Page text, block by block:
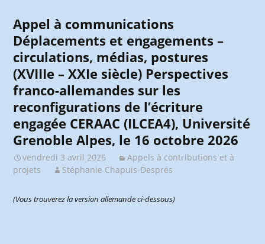
Appel à communications
Déplacements et engagements –
circulations, médias, postures
(XVIIIe – XXIe siècle) Perspectives
franco-allemandes sur les
reconfigurations de l’écriture
engagée CERAAC (ILCEA4), Université
Grenoble Alpes, le 16 octobre 2026
vendredi 3 avril 2026
Appels à contributions et à
projets
Stéphanie Chapuis-Després
(Vous trouverez la version allemande ci-dessous)